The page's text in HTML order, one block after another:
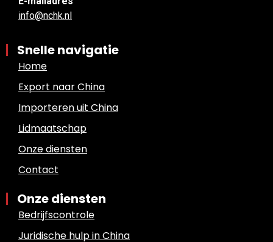
info@nchk.nl
Snelle navigatie
Home
Export naar China
Importeren uit China
Lidmaatschap
Onze diensten
Contact
Onze diensten
Bedrijfscontrole
Juridische hulp in China